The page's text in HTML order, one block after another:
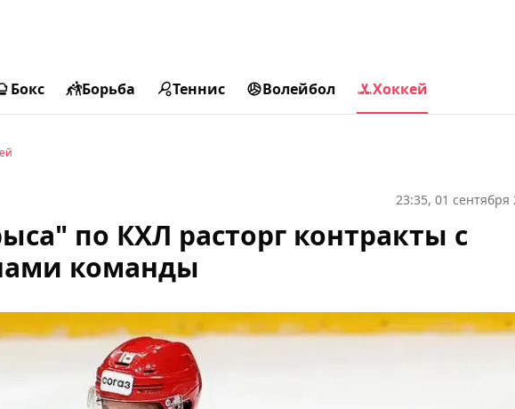
Бокс Борьба Теннис Волейбол Хоккей
23:35, 01 сентября
по КХЛ расторг контракты с
команды